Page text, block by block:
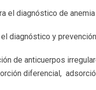
el diagnóstico de
diagnóstico y
de anticuerpos
diferencial,